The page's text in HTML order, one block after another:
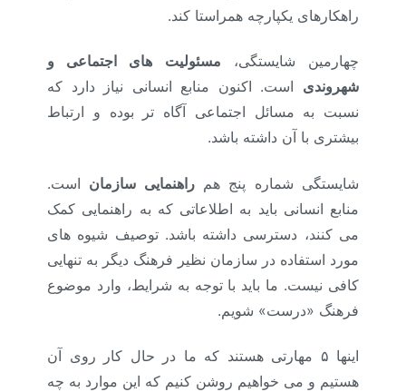
راهکارهای یکپارچه همراستا کند.
چهارمین شایستگی، مسئولیت های اجتماعی و
شهروندی است. اکنون منابع انسانی نیاز دارد که
نسبت به مسائل اجتماعی آگاه تر بوده و ارتباط
بیشتری با آن داشته باشد.
شایستگی شماره پنج همراهنمایی سازمان است.
منابع انسانی باید به اطلاعاتی که به راهنمایی کمک
می کنند، دسترسی داشته باشد. توصیف شیوه های
مورد استفاده در سازمان نظیر فرهنگ دیگر به تنهایی
کافی نیست. ما باید با توجه به شرایط، وارد موضوع
فرهنگ «درست» شویم.
اینها ۵ مهارتی هستند که ما در حال کار روی آن
هستیم و می خواهیم روشن کنیم که این موارد به چه